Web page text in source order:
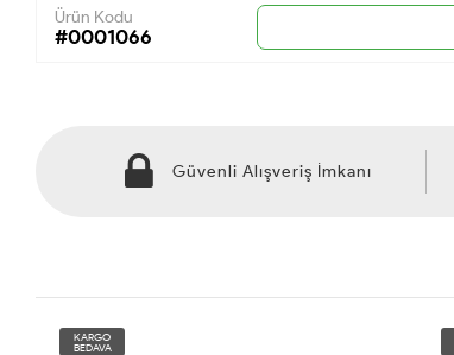
Ürün Kodu
#0001066
Güvenli Alışveriş İmkanı
KARGO
BEDAVA